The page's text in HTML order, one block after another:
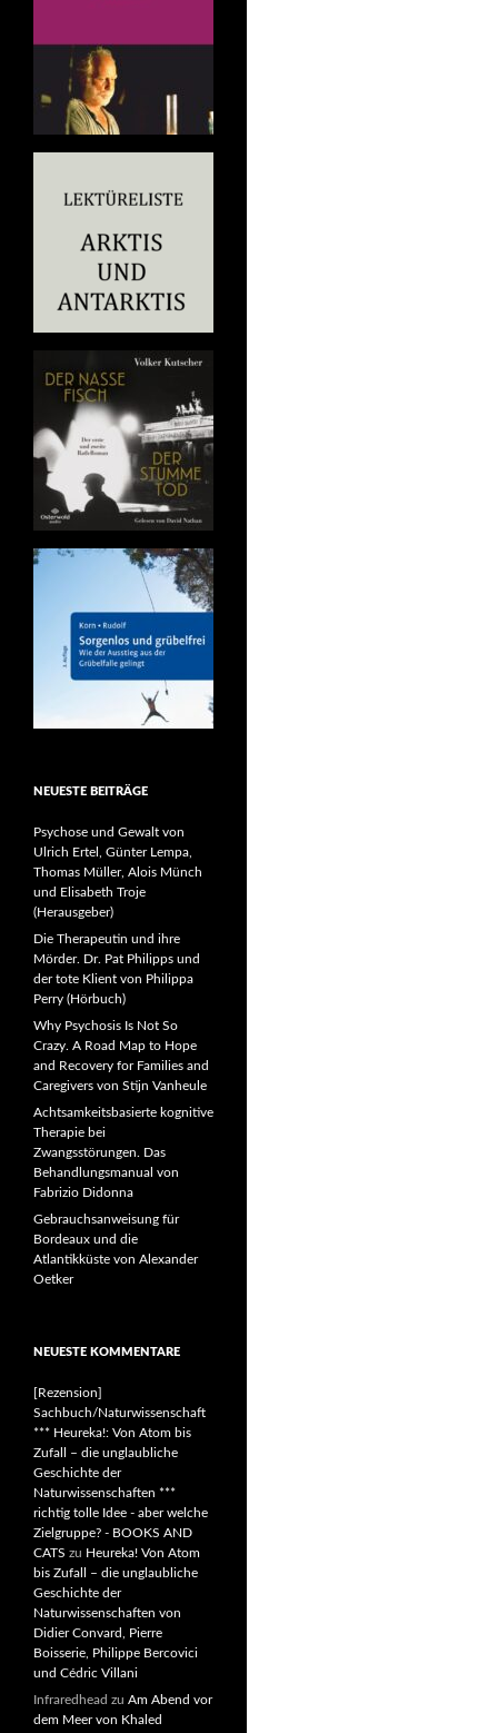
NEUESTE BEITRÄGE
Psychose und Gewalt von
Ulrich Ertel, Günter Lempa,
Thomas Müller, Alois Münch
und Elisabeth Troje
(Herausgeber)
Die Therapeutin und ihre
Mörder. Dr. Pat Philipps und
der tote Klient von Philippa
Perry (Hörbuch)
Why Psychosis Is Not So
Crazy. A Road Map to Hope
and Recovery for Families and
Caregivers von Stijn Vanheule
Achtsamkeitsbasierte kognitive
Therapie bei
Zwangsstörungen. Das
Behandlungsmanual von
Fabrizio Didonna
Gebrauchsanweisung für
Bordeaux und die
Atlantikküste von Alexander
Oetker
NEUESTE KOMMENTARE
[Rezension]
Sachbuch/Naturwissenschaft
*** Heureka!: Von Atom bis
Zufall – die unglaubliche
Geschichte der
Naturwissenschaften ***
richtig tolle Idee - aber welche
Zielgruppe? - BOOKS AND
CATS zu Heureka! Von Atom
bis Zufall – die unglaubliche
Geschichte der
Naturwissenschaften von
Didier Convard, Pierre
Boisserie, Philippe Bercovici
und Cédric Villani
Infraredhead zu Am Abend vor
dem Meer von Khaled